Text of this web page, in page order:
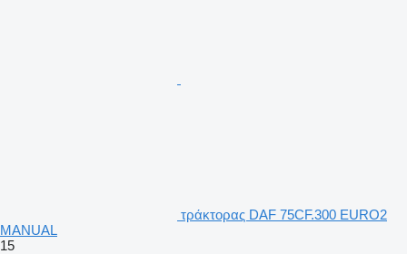
τράκτορας DAF 75CF.300 EURO2
MANUAL
15